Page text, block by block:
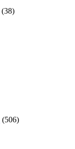
(38)
(506)